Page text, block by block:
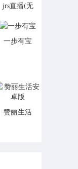
jrs直播(无
nba高清直
播 极尽体
育
一步有宝
赞丽生活